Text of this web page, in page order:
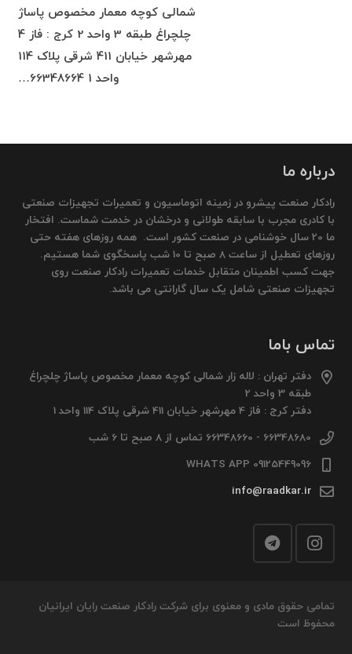
شمالی کوچه معمار مخصوص پاساژ
چلچراغ طبقه 3 واحد 2 کرج : فاز 4
مهرشهر خیابان 411 شرقی پلاک 114
واحد 1 66348664…
درباره ما
رادکار صنعت پیشرو در زمینه اتوماسیون و تعمیرات تجهیزات صنعتی
با کادری مجرب با سابقه طولانی و درخشان در خدمت شماست. افتخار
ما 20 سال خوشنامی در صنعت کشور است. همه روزهای هفته حتی
روزهای تعطیل از ساعت 8 صبح تا 10 شب پاسخگوی شما هستیم.
جهت کسب اطمینان متقابل خدمات تعمیرات رادکار صنعت روی
تجهیزات صنعتی شامل یک سال گارانتی می باشد.
تماس باما
دفتر تهران : لاله زار شمالی کوچه معمار مخصوص پاساژ چلچراغ
طبقه 3 واحد 2
دفتر کرج : فاز 4 مهرشهر خیابان 411 شرقی پلاک 114 واحد 1
66348680 - 66348660 تماس از 8 صبح تا 6 شب
09125449096 WHATS APP
info@raadkar.ir
تمامی حقوق مادی و معنوی برای شرکت رادکار صنعت رایان ایرانیان
محفوظ است